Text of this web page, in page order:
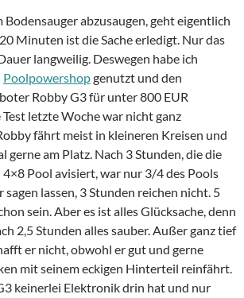
Bodensauger abzusaugen, geht eigentlich
Minuten ist die Sache erledigt. Nur das
langweilig. Deswegen habe ich
Poolpowershopgenutzt und den
Robby G3 für unter 800 EUR
letzte Woche war nicht ganz
fährt meist in kleineren Kreisen und
gerne am Platz. Nach 3 Stunden, die die
Pool avisiert, war nur 3/4 des Pools
sagen lassen, 3 Stunden reichen nicht. 5
sein. Aber es ist alles Glücksache, denn
2,5 Stunden alles sauber. Außer ganz tief
er nicht, obwohl er gut und gerne
mit seinem eckigen Hinterteil reinfährt.
keinerlei Elektronik drin hat und nur